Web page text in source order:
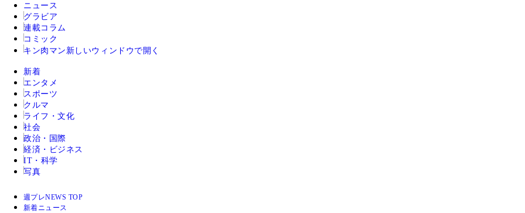
ニュース
グラビア
連載コラム
コミック
キン肉マン 新しいウィンドウで開く
新着
エンタメ
スポーツ
クルマ
ライフ・文化
社会
政治・国際
経済・ビジネス
IT・科学
写真
週プレNEWS TOP
新着ニュース